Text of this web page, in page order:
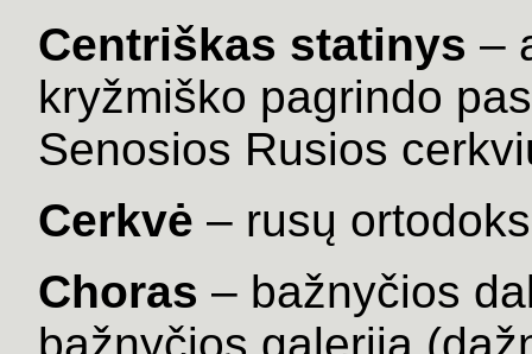
Centriškas statinys –
kryžmiško pagrindo
Senosios Rusios
Cerkvė – rusų
Choras – bažnyčios